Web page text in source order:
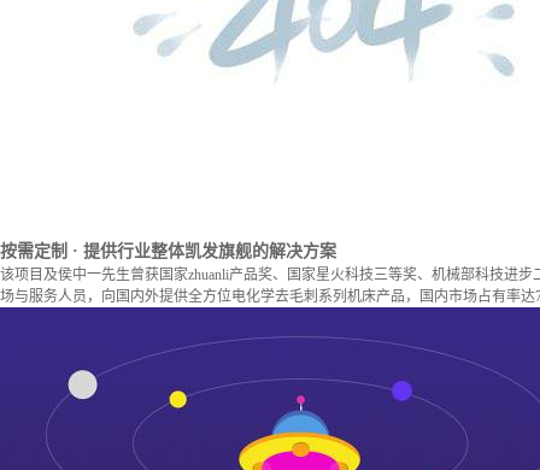
按需定制 · 提供行业整体凯发旗舰的解决方案
该项目及侯中一先生曾获国家zhuanli产品奖、国家星火科技三等奖、机械部科技进
场与服务人员，向国内外提供全方位电化学去毛刺系列机床产品，国内市场占有率达